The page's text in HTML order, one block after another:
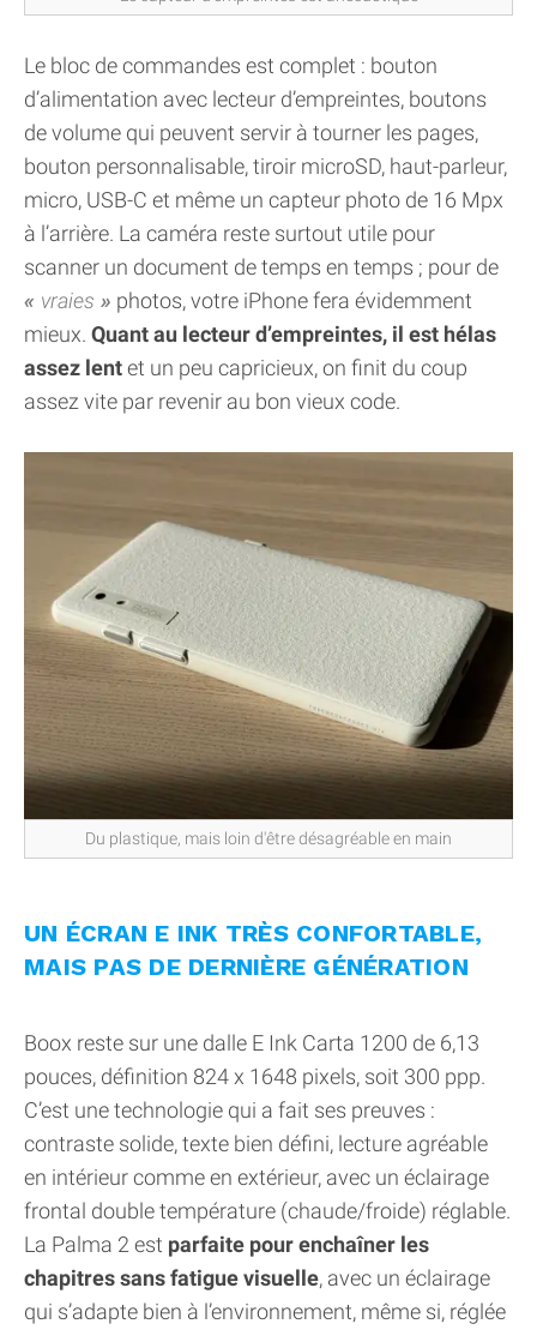
Le bloc de commandes est complet : bouton
d’alimentation avec lecteur d’empreintes, boutons
de volume qui peuvent servir à tourner les pages,
bouton personnalisable, tiroir microSD, haut-parleur,
micro, USB-C et même un capteur photo de 16 Mpx
à l’arrière. La caméra reste surtout utile pour
scanner un document de temps en temps ; pour de
vraies
photos, votre iPhone fera évidemment
mieux. Quant au lecteur d’empreintes, il est hélas
assez lentet un peu capricieux, on finit du coup
assez vite par revenir au bon vieux code.
Du plastique, mais loin d'être désagréable en main
UN ÉCRAN E INK TRÈS CONFORTABLE,
MAIS PAS DE DERNIÈRE GÉNÉRATION
Boox reste sur une dalle E Ink Carta 1200 de 6,13
pouces, définition 824 x 1648 pixels, soit 300 ppp.
C’est une technologie qui a fait ses preuves :
contraste solide, texte bien défini, lecture agréable
en intérieur comme en extérieur, avec un éclairage
frontal double température (chaude/froide) réglable.
La Palma 2 est parfaite pour enchaîner les
chapitres sans fatigue visuelle, avec un éclairage
qui s’adapte bien à l’environnement, même si, réglée